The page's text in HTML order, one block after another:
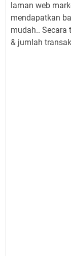
laman web
mendapatkan
mudah.. Secara
& jumlah